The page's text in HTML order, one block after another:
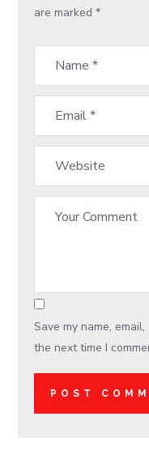
are marked*
Save my name,
the next time I